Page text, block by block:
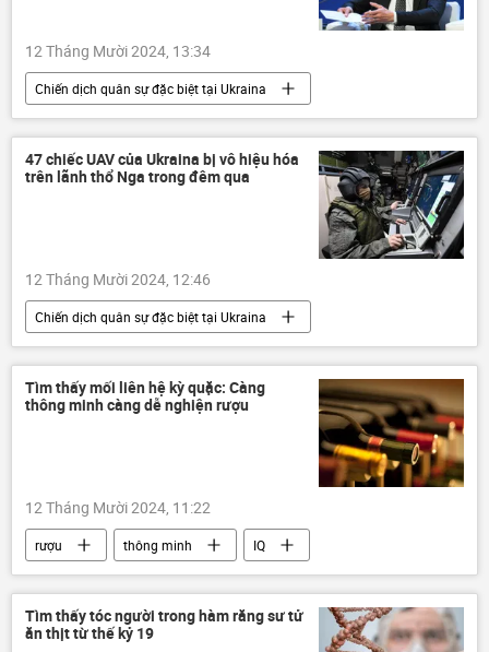
12 Tháng Mười 2024, 13:34
Chiến dịch quân sự đặc biệt tại Ukraina
Nga
Ukraina
Cuộc khủng hoảng ở Ukraina
xung đột quân sự
Hungary
phương Tây
Quân sự
47 chiếc UAV của Ukraina bị vô hiệu hóa
trên lãnh thổ Nga trong đêm qua
12 Tháng Mười 2024, 12:46
Chiến dịch quân sự đặc biệt tại Ukraina
Nga
Bộ Quốc phòng Nga
Quân đội Nga
Ukraina
Cuộc khủng hoảng ở Ukraina
Thế giới
Tìm thấy mối liên hệ kỳ quặc: Càng
thông minh càng dễ nghiện rượu
12 Tháng Mười 2024, 11:22
rượu thông minh
IQ
Thế giới
Khoa học Nhà khoa học
Tìm thấy tóc người trong hàm răng sư tử
ăn thịt từ thế kỷ 19